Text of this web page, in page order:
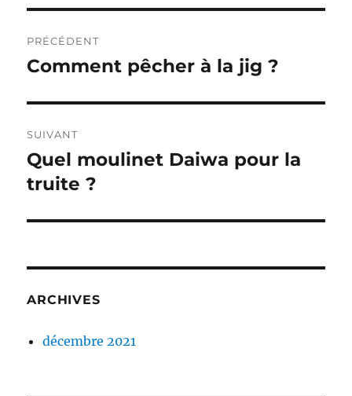
de
PRÉCÉDENT
Publication
Comment pêcher à la jig ?
SUIVANT
Publication
suivante :
Quel moulinet Daiwa pour la
truite ?
ARCHIVES
décembre 2021